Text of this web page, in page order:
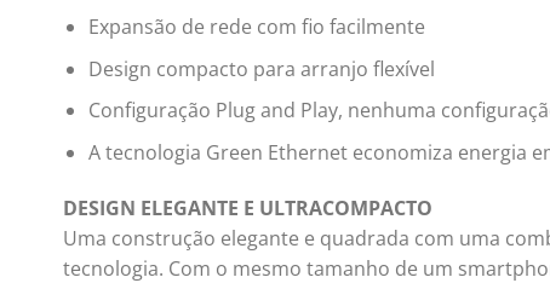
Expansão de rede com fio facilmente
Design compacto para arranjo flexível
Configuração Plug and Play, nenhuma
A tecnologia Green Ethernet economiza energia
DESIGN ELEGANTE E ULTRACOMPACTO
Uma construção elegante e quadrada com uma
tecnologia. Com o mesmo tamanho de um